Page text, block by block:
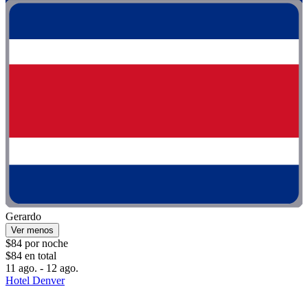
Gerardo
Ver menos
$84 por noche
$84 en total
11 ago. - 12 ago.
Hotel Denver